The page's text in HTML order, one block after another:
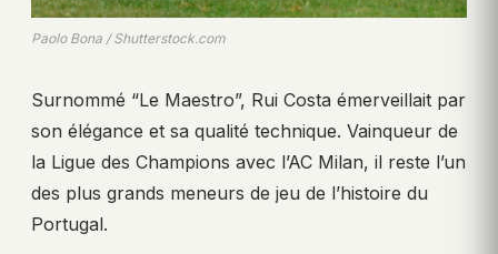
Paolo Bona / Shutterstock.com
Surnommé “Le Maestro”, Rui Costa émerveillait par
son élégance et sa qualité technique. Vainqueur de
la Ligue des Champions avec l’AC Milan, il reste l’un
des plus grands meneurs de jeu de l’histoire du
Portugal.